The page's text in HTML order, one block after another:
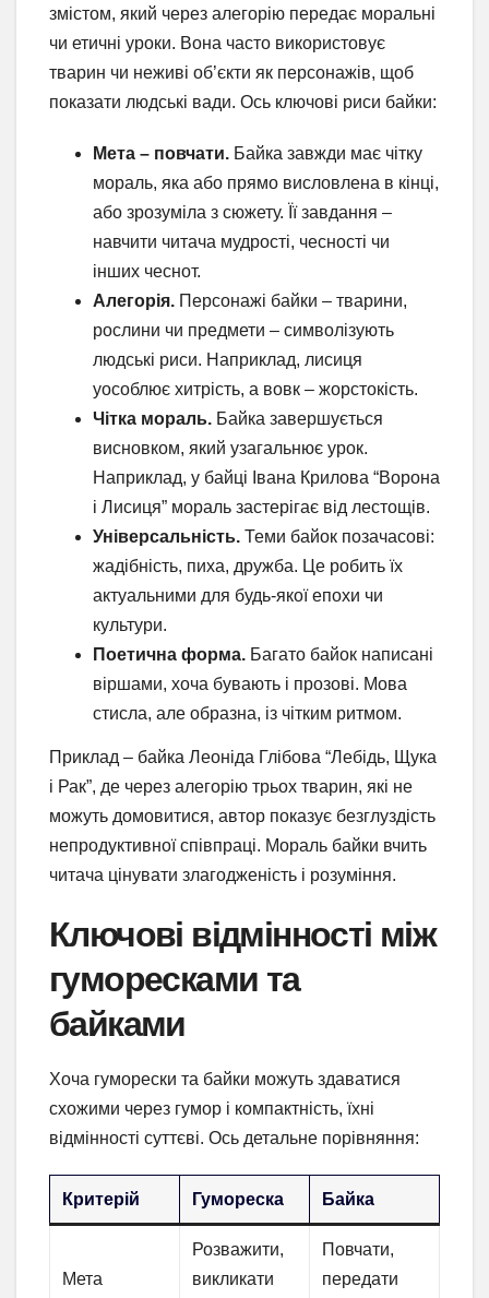
змістом, який через алегорію передає моральні
чи етичні уроки. Вона часто використовує
тварин чи неживі об’єкти як персонажів, щоб
показати людські вади. Ось ключові риси байки:
Мета – повчати. Байка завжди має чітку
мораль, яка або прямо висловлена в кінці,
або зрозуміла з сюжету. Її завдання –
навчити читача мудрості, чесності чи
інших чеснот.
Алегорія. Персонажі байки – тварини,
рослини чи предмети – символізують
людські риси. Наприклад, лисиця
уособлює хитрість, а вовк – жорстокість.
Чітка мораль. Байка завершується
висновком, який узагальнює урок.
Наприклад, у байці Івана Крилова “Ворона
і Лисиця” мораль застерігає від лестощів.
Універсальність. Теми байок позачасові:
жадібність, пиха, дружба. Це робить їх
актуальними для будь-якої епохи чи
культури.
Поетична форма. Багато байок написані
віршами, хоча бувають і прозові. Мова
стисла, але образна, із чітким ритмом.
Приклад – байка Леоніда Глібова “Лебідь, Щука
і Рак”, де через алегорію трьох тварин, які не
можуть домовитися, автор показує безглуздість
непродуктивної співпраці. Мораль байки вчить
читача цінувати злагодженість і розуміння.
Ключові відмінності між
гуморесками та
байками
Хоча гуморески та байки можуть здаватися
схожими через гумор і компактність, їхні
відмінності суттєві. Ось детальне порівняння:
Критерій Гумореска Байка
Мета
Розважити,
викликати
Повчати,
передати